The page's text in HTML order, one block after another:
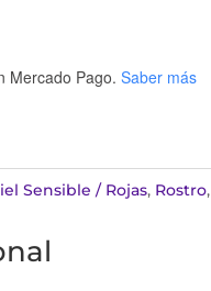
Mercado Pago. Saber más
Sensible / Rojas, Rostro,